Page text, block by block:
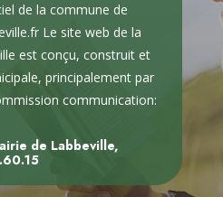
de la commune de
Le site web de la
est conçu, construit et
principalement par
communication:
de Labbeville,